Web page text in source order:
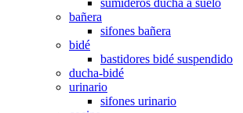
sumideros ducha a suelo
bañera
sifones bañera
bidé
bastidores bidé suspendido
ducha-bidé
urinario
sifones urinario